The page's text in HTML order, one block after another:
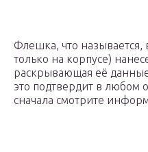
Флешка, что
только на корпусе)
раскрывающая её
это подтвердит в любом
сначала смотрите